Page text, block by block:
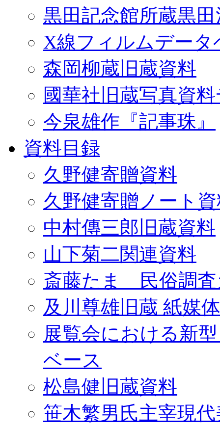
黒田記念館所蔵黒
X線フィルムデータ
森岡柳蔵旧蔵資料
國華社旧蔵写真資
今泉雄作『記事珠』
資料目録
久野健寄贈資料
久野健寄贈ノート
中村傳三郎旧蔵資料
山下菊二関連資料
斎藤たま 民俗調査
及川尊雄旧蔵 紙媒
展覧会における新
ベース
松島健旧蔵資料
笹木繁男氏主宰現